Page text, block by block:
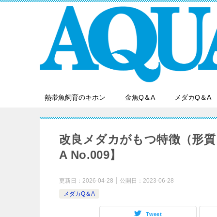
熱帯魚飼育のキホン 金魚Q＆A メダカQ＆A
改良メダカがもつ特徴（形
A No.009】
更新日： 2026-04-28 公開日： 2023-06-28
メダカQ＆A
Tweet